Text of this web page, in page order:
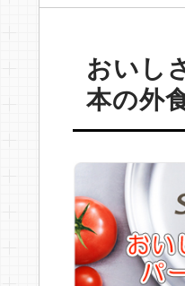
おいし
本の外